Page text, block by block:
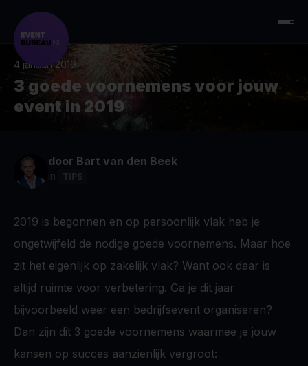
4 januari 2019
3 goede voornemens voor jouw
event in 2019
door Bart van den Beek
in TIPS
2019 is begonnen en op persoonlijk vlak heb je
ongetwijfeld de nodige goede voornemens. Maar hoe
zit het eigenlijk op zakelijk vlak? Want ook daar is
altijd ruimte voor verbetering. Ga je dit jaar
bijvoorbeeld weer een bedrijfsevent organiseren?
Dan zijn dit 3 goede voornemens waarmee je jouw
kansen op succes aanzienlijk vergroot: